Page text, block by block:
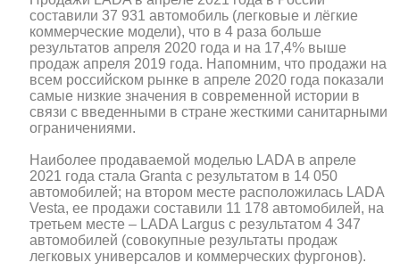
составили 37 931 автомобиль (легковые и лёгкие
коммерческие модели), что в 4 раза больше
результатов апреля 2020 года и на 17,4% выше
продаж апреля 2019 года. Напомним, что продажи на
всем российском рынке в апреле 2020 года показали
самые низкие значения в современной истории в
связи с введенными в стране жесткими санитарными
ограничениями.
Наиболее продаваемой моделью LADA в апреле
2021 года стала Granta с результатом в 14 050
автомобилей; на втором месте расположилась LADA
Vesta, ее продажи составили 11 178 автомобилей, на
третьем месте – LADA Largus с результатом 4 347
автомобилей (совокупные результаты продаж
легковых универсалов и коммерческих фургонов).